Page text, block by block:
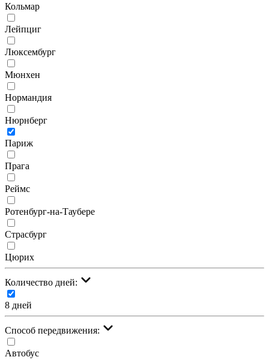
Кольмар
Лейпциг
Люксембург
Мюнхен
Нормандия
Нюрнберг
Париж
Прага
Реймс
Ротенбург-на-Таубере
Страсбург
Цюрих
Количество дней:
8 дней
Cпособ передвижения:
Автобус